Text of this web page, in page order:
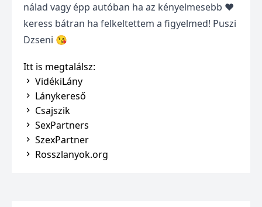
nálad vagy épp autóban ha az kényelmesebb ❤️
keress bátran ha felkeltettem a figyelmed! Puszi
Dzseni 😘
Itt is megtalálsz:
VidékiLány
Lánykereső
Csajszik
SexPartners
SzexPartner
Rosszlanyok.org